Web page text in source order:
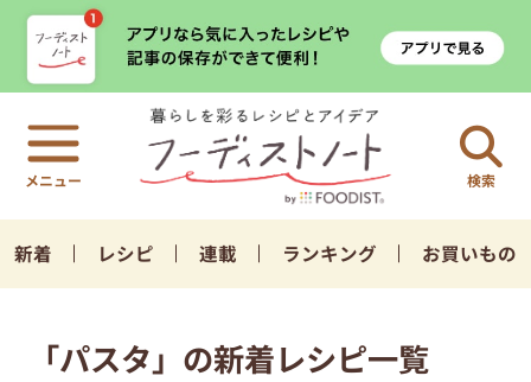
検索
新着 レシピ 連載 ランキング お買いもの
「パスタ」の新着レシピ一覧